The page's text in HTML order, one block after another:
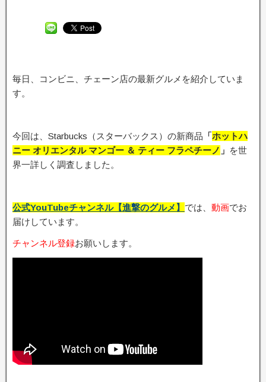
毎日、コンビニ、チェーン店の最新グルメを紹介していま
す。
今回は、Starbucks（スターバックス）の新商品 「ホットハ
ニー オリエンタル マンゴー ＆ ティー フラペチーノ 」 を世
界一詳しく調査しました。
公式YouTubeチャンネル【進撃のグルメ】 では、 動画でお
届けしています。
チャンネル登録お願いします。